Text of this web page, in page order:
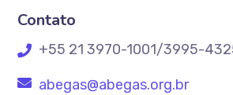
Contato
+55 21 3970-1001/3995-
abegas@abegas.org.br